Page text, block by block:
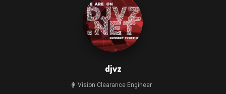
djvz
Vision Clearance Engineer